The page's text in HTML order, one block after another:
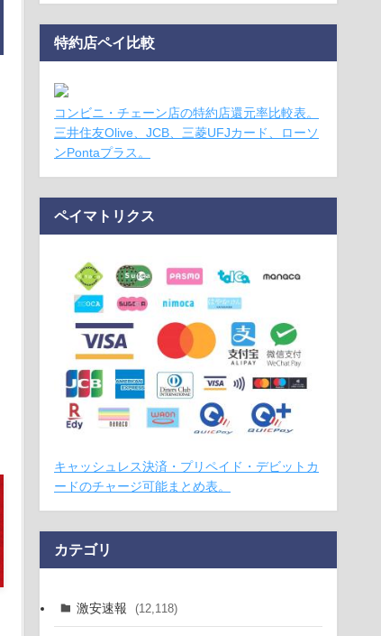
特約店ペイ比較
コンビニ・チェーン店の特約店還元率比較表。
三井住友Olive、JCB、三菱UFJカード、ローソ
ンPontaプラス。
ペイマトリクス
キャッシュレス決済・プリペイド・デビットカ
ードのチャージ可能まとめ表。
カテゴリ
激安速報 (12,118)